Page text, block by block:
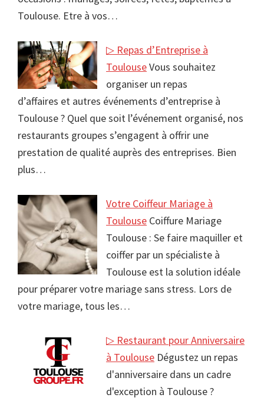
Toulouse. Etre à vos…
▷ Repas d’Entreprise à
ToulouseVous souhaitez
organiser un repas
d’affaires et autres événements d’entreprise à
Toulouse ? Quel que soit l’événement organisé, nos
restaurants groupes s’engagent à offrir une
prestation de qualité auprès des entreprises. Bien
plus…
Votre Coiffeur Mariage à
Toulouse Coiffure Mariage
Toulouse : Se faire maquiller et
coiffer par un spécialiste à
Toulouse est la solution idéale
pour préparer votre mariage sans stress. Lors de
votre mariage, tous les…
▷ Restaurant pour Anniversaire
à Toulouse Dégustez un repas
d'anniversaire dans un cadre
d'exception à Toulouse ?